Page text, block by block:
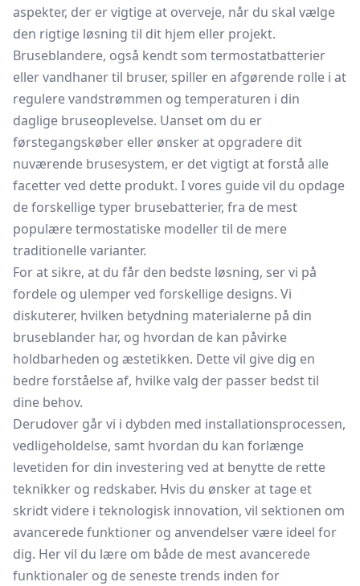
aspekter, der er vigtige at overveje, når du skal vælge
den rigtige løsning til dit hjem eller projekt.
Bruseblandere, også kendt som termostatbatterier
ellervandhanertil bruser, spiller en afgørende rolle i at
regulere vandstrømmen og temperaturen i din
daglige bruseoplevelse. Uanset om du er
førstegangskøber eller ønsker at opgradere dit
nuværende brusesystem, er det vigtigt at forstå alle
facetter ved dette produkt. I vores guide vil du opdage
de forskellige typer brusebatterier, fra de mest
populære termostatiske modeller til de mere
traditionelle varianter.
For at sikre, at du får den bedste løsning, ser vi på
fordele og ulemper ved forskellige designs. Vi
diskuterer, hvilken betydning materialerne på din
bruseblander har, og hvordan de kan påvirke
holdbarheden og æstetikken. Dette vil give dig en
bedre forståelse af, hvilke valg der passer bedst til
dine behov.
Derudover går vi i dybden med installationsprocessen,
vedligeholdelse, samt hvordan du kan forlænge
levetiden for din investering ved at benytte de rette
teknikker og redskaber. Hvis du ønsker at tage et
skridt videre i teknologisk innovation, vil sektionen om
avancerede funktioner og anvendelser være ideel for
dig. Her vil du lære om både de mest avancerede
funktionaler og de seneste trends inden for